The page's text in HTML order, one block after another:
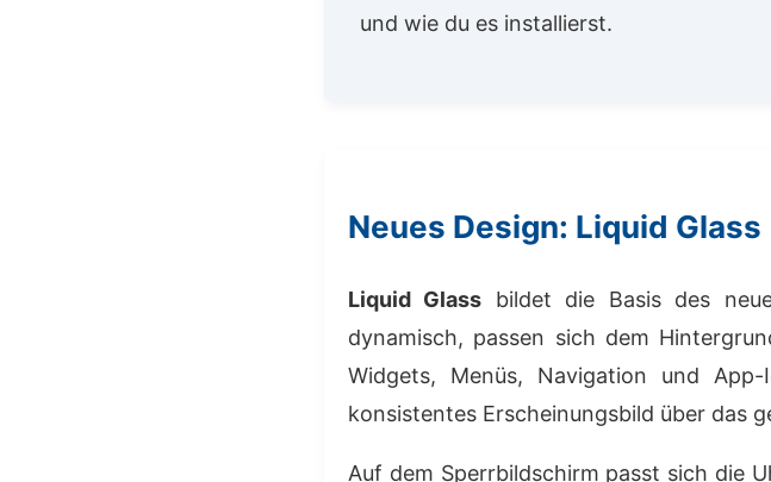
und wie du es installierst.
Neues Design: Liquid Glass
Liquid Glass bildet die Basis des
dynamisch, passen sich dem
Widgets, Menüs, Navigation und
konsistentes Erscheinungsbild über das
Auf dem Sperrbildschirm passt sich die